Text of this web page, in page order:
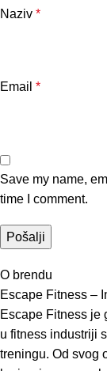
Naziv *
Email *
Save my name,
time I comment.
O brendu
Escape Fitness –
Escape Fitness je
u fitness industriji
treningu. Od svog